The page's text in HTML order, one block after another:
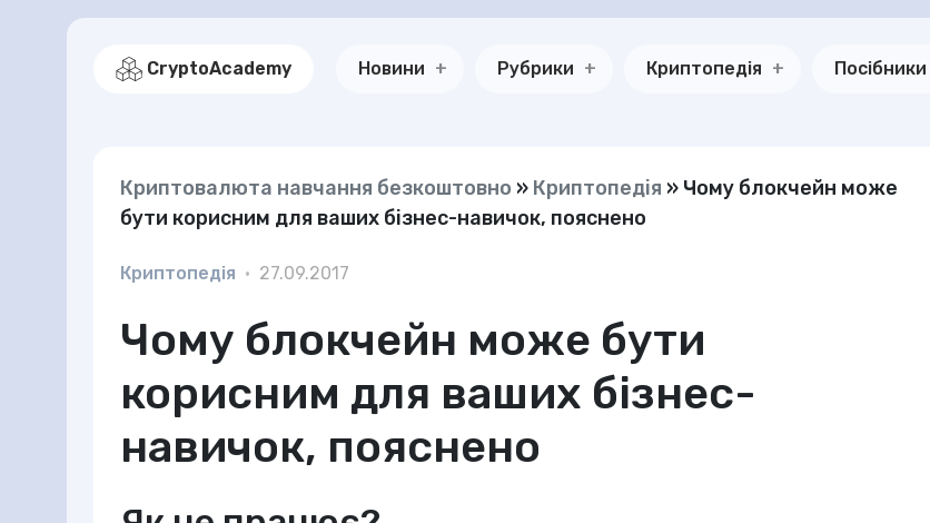
CryptoAcademy Новини Рубрики Криптопедія Посібники
Криптовалюта навчання безкоштовно » Криптопедія » Чому блокчейн може
бути корисним для ваших бізнес-навичок, пояснено
Криптопедія • 27.09.2017
Чому блокчейн може бути
корисним для ваших бізнес-
навичок, пояснено